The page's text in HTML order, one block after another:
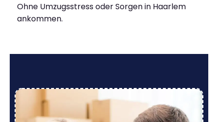
Ohne Umzugsstress oder Sorgen in Haarlem
ankommen.